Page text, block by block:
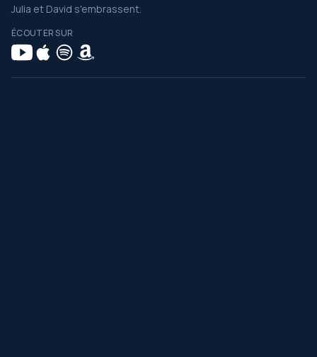
Julia et David s'embrassent.
ÉCOUTER SUR